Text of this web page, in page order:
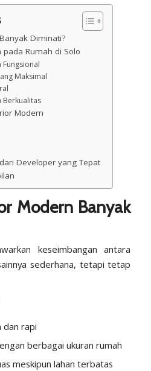
Diminati?
Rumah di Solo
Fungsional
Maksimal
Berkualitas
Modern
Developer yang Tepat
Modern Banyak
keseimbangan antara
sederhana, tetapi tetap
dan rapi
berbagai ukuran rumah
meskipun lahan terbatas